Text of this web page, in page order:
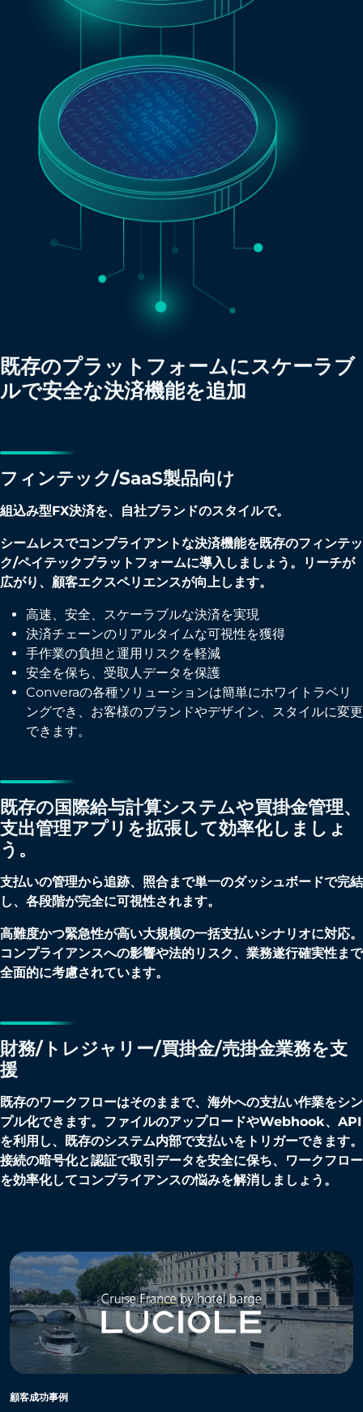
既存のプラットフォームにスケーラブ
ルで安全な決済機能を追加
フィンテック/SaaS製品向け
組込み型FX決済を、自社ブランドのスタイルで。
シームレスでコンプライアントな決済機能を既存のフィンテッ
ク/ペイテックプラットフォームに導入しましょう。リーチが
広がり、顧客エクスペリエンスが向上します。
高速、安全、スケーラブルな決済を実現
決済チェーンのリアルタイムな可視性を獲得
手作業の負担と運用リスクを軽減
安全を保ち、受取人データを保護
Converaの各種ソリューションは簡単にホワイトラベリ
ングでき、お客様のブランドやデザイン、スタイルに変更
できます。
既存の国際給与計算システムや買掛金管理、
支出管理アプリを拡張して効率化しましょ
う。
支払いの管理から追跡、照合まで単一のダッシュボードで完結
し、各段階が完全に可視性されます。
高難度かつ緊急性が高い大規模の一括支払いシナリオに対応。
コンプライアンスへの影響や法的リスク、業務遂行確実性まで
全面的に考慮されています。
財務/トレジャリー/買掛金/売掛金業務を支
援
既存のワークフローはそのままで、海外への支払い作業をシン
プル化できます。ファイルのアップロードやWebhook、API
を利用し、既存のシステム内部で支払いをトリガーできます。
接続の暗号化と認証で取引データを安全に保ち、ワークフロー
を効率化してコンプライアンスの悩みを解消しましょう。
顧客成功事例